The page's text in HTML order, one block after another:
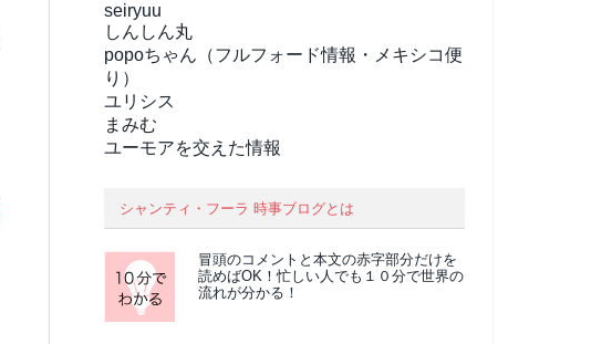
seiryuu
しんしん丸
popoちゃん（フルフォード情報・メキシコ便
り）
ユリシス
まみむ
ユーモアを交えた情報
シャンティ・フーラ 時事ブログとは
冒頭のコメントと本文の赤字部分だけを
読めばOK！忙しい人でも１０分で世界の
流れが分かる！